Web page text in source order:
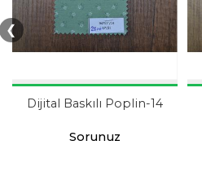
Dijital Baskılı Poplin-14
Sorunuz
❮